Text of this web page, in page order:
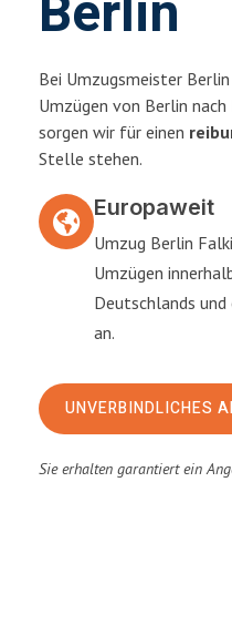
Bei Umzugsmeister
Umzügen von Berlin
sorgen wir für einen
Stelle stehen.
Europaweit
Umzug Berlin
Umzügen
Deutschlands
an.
UNVERBINDLICHES
Sie erhalten garantiert ein